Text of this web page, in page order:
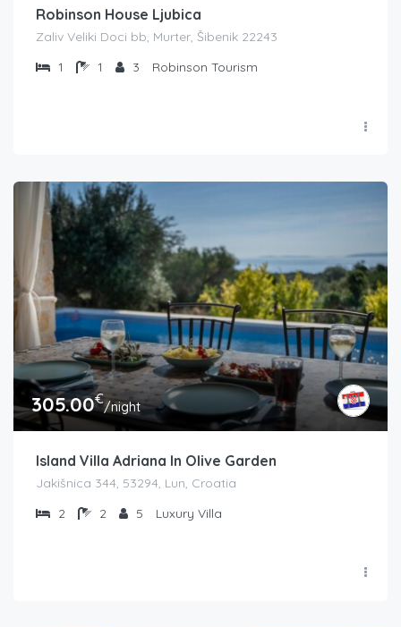
Robinson House Ljubica
Zaliv Veliki Doci bb, Murter, Šibenik 22243
1
1 3 Robinson Tourism
305.00€/night
Island Villa Adriana In Olive Garden
Jakišnica 344, 53294, Lun, Croatia
2
2 5 Luxury Villa